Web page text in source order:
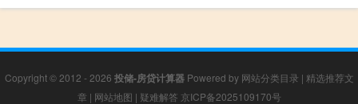
Copyright © 2012 - 2026 投储-房贷计算器Powered by 网站分类目录 | 精选推荐文
章 | 网站地图 | 疑难解答 京ICP备2025109170号